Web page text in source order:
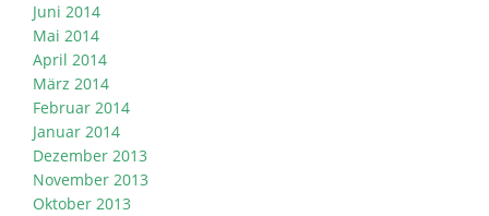
Juni 2014
Mai 2014
April 2014
März 2014
Februar 2014
Januar 2014
Dezember 2013
November 2013
Oktober 2013